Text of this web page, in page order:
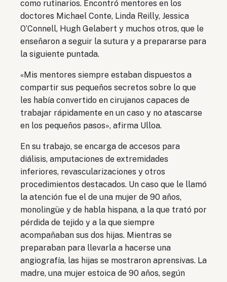
como rutinarios. Encontró mentores en los
doctores Michael Conte, Linda Reilly, Jessica
O’Connell, Hugh Gelabert y muchos otros, que le
enseñaron a seguir la sutura y a prepararse para
la siguiente puntada.
«Mis mentores siempre estaban dispuestos a
compartir sus pequeños secretos sobre lo que
les había convertido en cirujanos capaces de
trabajar rápidamente en un caso y no atascarse
en los pequeños pasos», afirma Ulloa.
En su trabajo, se encarga de accesos para
diálisis, amputaciones de extremidades
inferiores, revascularizaciones y otros
procedimientos destacados. Un caso que le llamó
la atención fue el de una mujer de 90 años,
monolingüe y de habla hispana, a la que trató por
pérdida de tejido y a la que siempre
acompañaban sus dos hijas. Mientras se
preparaban para llevarla a hacerse una
angiografía, las hijas se mostraron aprensivas. La
madre, una mujer estoica de 90 años, según